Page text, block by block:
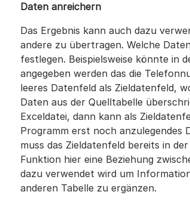
Daten anreichern
Das Ergebnis kann auch dazu
andere zu übertragen. Welche
festlegen. Beispielsweise könnte in
angegeben werden das die
leeres Datenfeld als Zieldatenfeld,
Daten aus der Quelltabelle
Exceldatei, dann kann als
Programm erst noch anzulegendes
muss das Zieldatenfeld bereits in
Funktion hier eine Beziehung
dazu verwendet wird um
anderen Tabelle zu ergänzen.